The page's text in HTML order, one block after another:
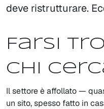
deve ristrutturare.
Farsi
chi
Il settore è affollato —
un sito, spesso fatto in